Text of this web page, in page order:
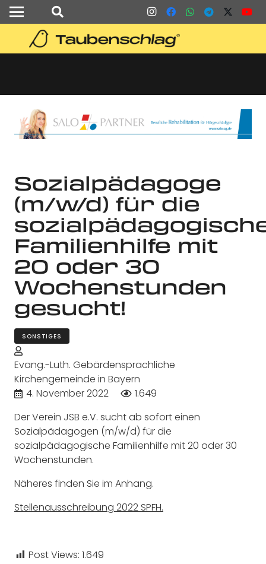
Sozialpädagoge
(m/w/d) für die
Familienhilfe mit
20 oder 30
Wochenstunden
gesucht!
SONSTIGES
Evang.-Luth. Gebärdensprachliche
Kirchengemeinde in Bayern
4. November 2022
1.649
Der Verein JSB e.V. sucht ab sofort einen
Sozialpädagogen (m/w/d) für die
sozialpädagogische Familienhilfe mit 20 oder 30
Wochenstunden.
Näheres finden Sie im Anhang.
Stellenausschreibung 2022 SPFH.
Post Views: 1.649